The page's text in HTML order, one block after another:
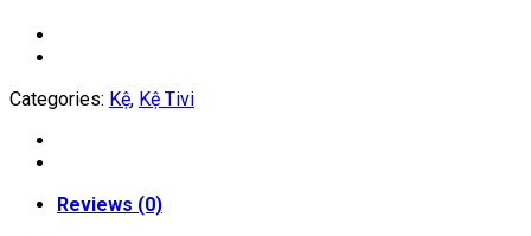
Categories: Kệ, Kệ Tivi
Reviews (0)